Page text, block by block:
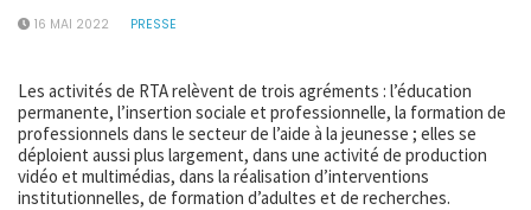
16 MAI 2022 PRESSE
Les activités de RTA relèvent de trois agréments : l’éducation
permanente, l’insertion sociale et professionnelle, la formation de
professionnels dans le secteur de l’aide à la jeunesse ; elles se
déploient aussi plus largement, dans une activité de production
vidéo et multimédias, dans la réalisation d’interventions
institutionnelles, de formation d’adultes et de recherches.